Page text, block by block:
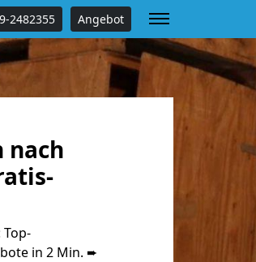
2482355 Angebot
nach
in 2 Min. ➨